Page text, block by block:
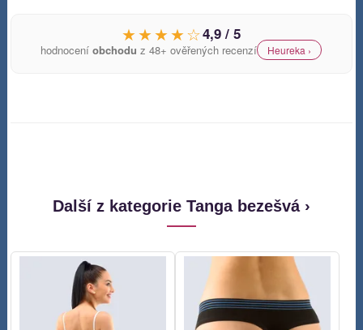
★★★★☆4,9 / 5
hodnoceníobchodu z 48+ ověřených recenzí Heureka ›
Další z kategorie Tanga bezešvá ›